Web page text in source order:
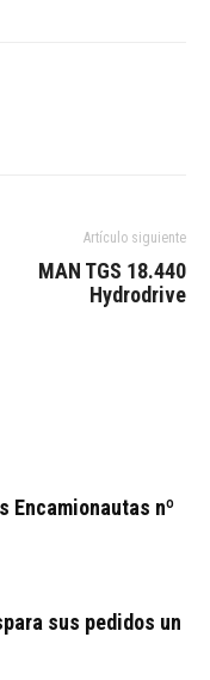
Artículo siguiente
MAN TGS 18.440
Hydrodrive
Encamionautas nº
sus pedidos un